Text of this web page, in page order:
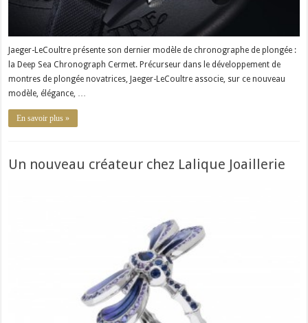
Jaeger-LeCoultre présente son dernier modèle de chronographe de plongée :
la Deep Sea Chronograph Cermet. Précurseur dans le développement de
montres de plongée novatrices, Jaeger-LeCoultre associe, sur ce nouveau
modèle, élégance, …
En savoir plus »
Un nouveau créateur chez Lalique Joaillerie